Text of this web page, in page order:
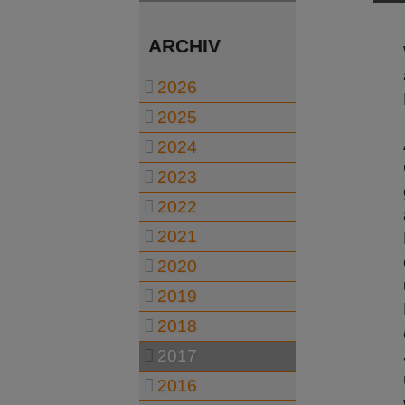
ARCHIV
2026
2025
2024
2023
2022
2021
2020
2019
2018
2017
2016